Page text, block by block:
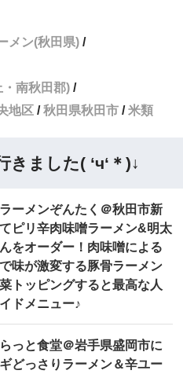
メン(秋田県)
南秋田郡)
地区 秋田県秋田市 米類
ました( ‘ч‘＊)↓
ーメンぞんたく＠秋田市新
ピリ辛肉味噌ラーメン&明太
をオーダー！肉味噌による
味が激変する豚骨ラーメン
トッピングすると最高な人
ドメニュー♪
っと食堂＠岩手県盛岡市に
どっさりラーメン＆辛ユー